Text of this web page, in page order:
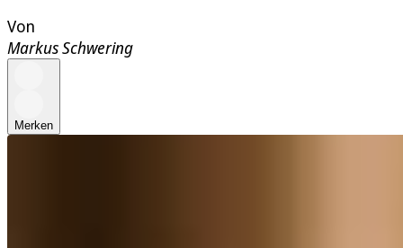
Von
Markus Schwering
Merken